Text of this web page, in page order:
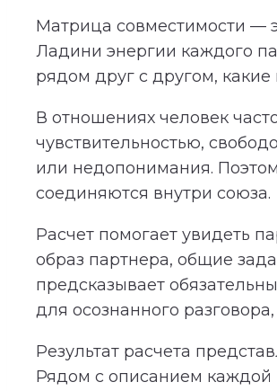
Матрица совместимости —
Ладини энергии каждого
рядом друг с другом,
В отношениях человек
чувствительностью,
или недопонимания.
соединяются внутри союза.
Расчет помогает увидеть
образ партнера, общие
предсказывает
для осознанного
Результат расчета
Рядом с описанием каждой